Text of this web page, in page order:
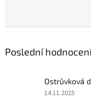
Poslední
Hodnocení
14.11.2025